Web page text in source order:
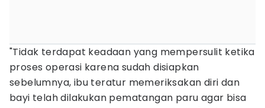
"Tidak terdapat keadaan yang mempersulit ketika
proses operasi karena sudah disiapkan
sebelumnya, ibu teratur memeriksakan diri dan
bayi telah dilakukan pematangan paru agar bisa